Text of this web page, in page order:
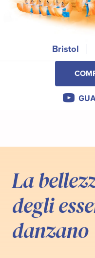
Bristol
La
degli
danzano